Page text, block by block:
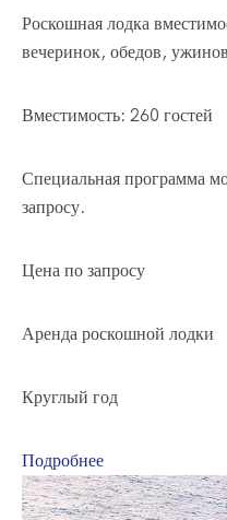
Роскошная лодка
вечеринок, обедов,
Вместимость: 260 гостей
Специальная программа
запросу.
Цена по запросу
Аренда роскошной лодки
Круглый год
Подробнее